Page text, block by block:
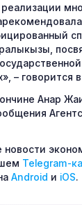
реализации
– говорится
Анар
Telegram-
Android и iOS.